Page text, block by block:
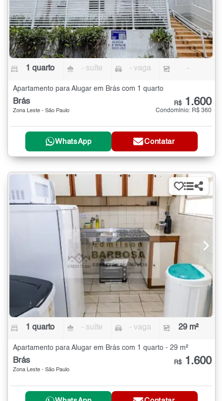
1 quarto - suíte - vaga -
Apartamento para Alugar em Brás com 1 quarto
Brás
Zona Leste - São Paulo
R$ 1.600
Condomínio: R$ 360
WhatsApp Contatar
1 quarto - suíte - vaga 29 m²
Apartamento para Alugar em Brás com 1 quarto - 29 m²
Brás
Zona Leste - São Paulo
R$ 1.600